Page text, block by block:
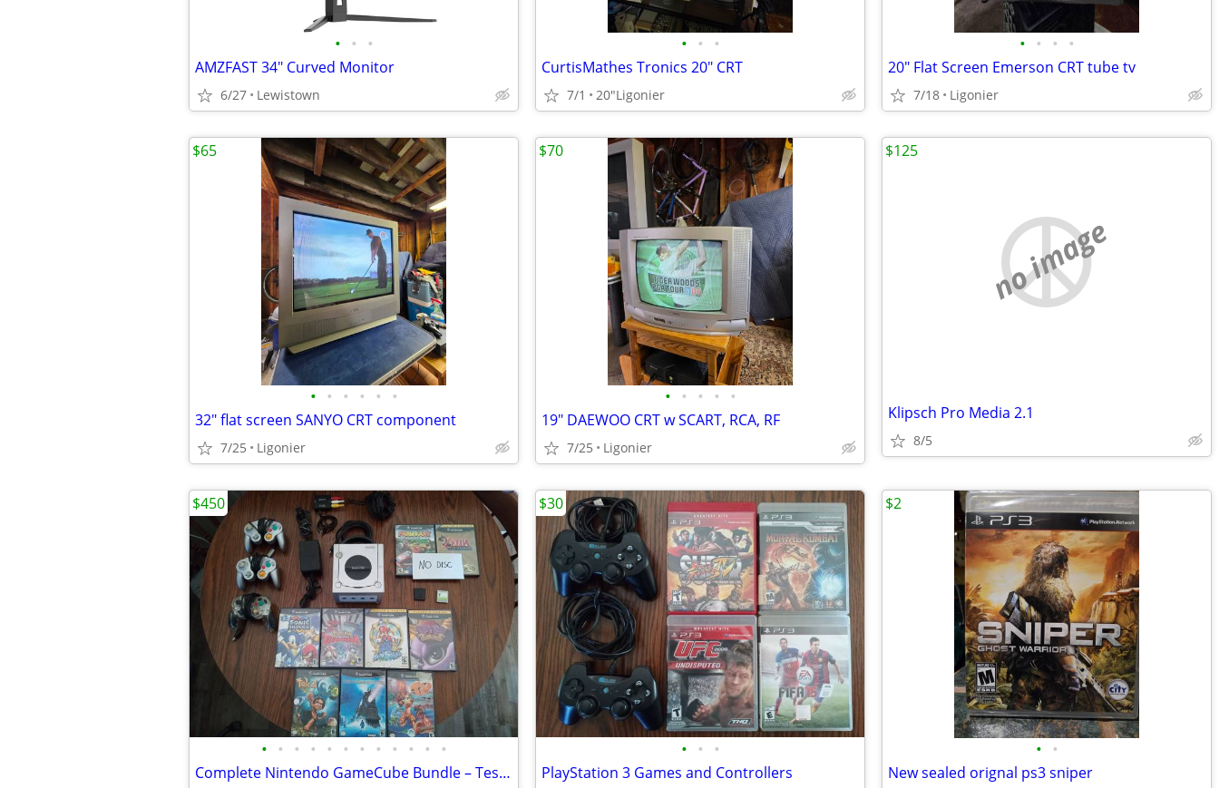
• • •
AMZFAST 34" Curved Monitor
6/27 Lewistown
• • •
CurtisMathes Tronics 20" CRT
7/1 20"Ligonier
• • • •
20" Flat Screen Emerson CRT tube tv
7/18 Ligonier
• • • • • •
32" flat screen SANYO CRT component
7/25 Ligonier
$65
• • • • •
19" DAEWOO CRT w SCART, RCA, RF
7/25 Ligonier
$70
no image
Klipsch Pro Media 2.1
8/5
$125
• • • • • • • • • • • •
Complete Nintendo GameCube Bundle – Tested, Working & Ready to Play!
$450
• • •
PlayStation 3 Games and Controllers
$30
• •
New sealed orignal ps3 sniper
$2